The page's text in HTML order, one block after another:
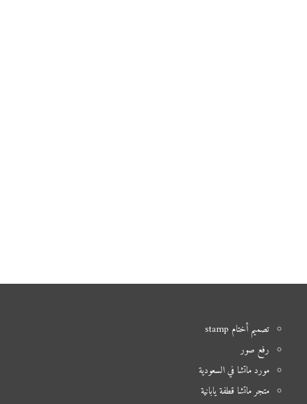
تصميم أختام stamp
رفع صور
مورد ماتشا في السعودية
متجر ماتشا قطفة يابانية